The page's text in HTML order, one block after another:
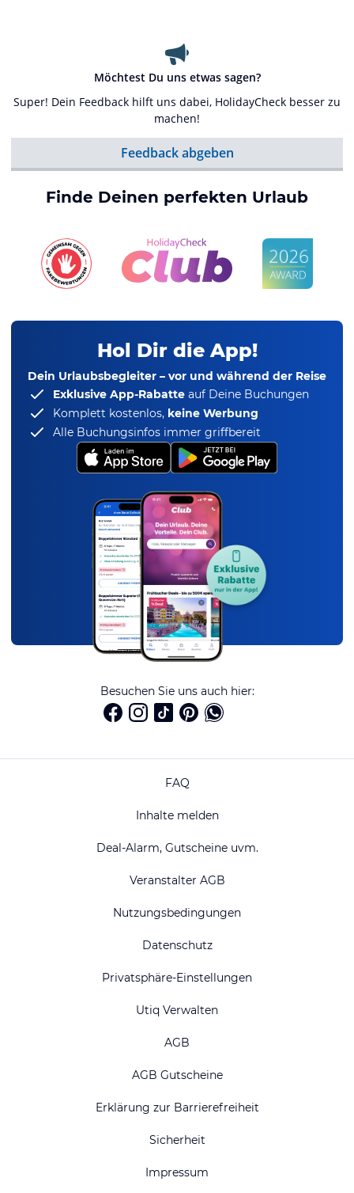
Möchtest Du uns etwas sagen?
Super! Dein Feedback hilft uns dabei, HolidayCheck besser zu
machen!
Feedback abgeben
Finde Deinen perfekten Urlaub
Hol Dir die App!
Dein Urlaubsbegleiter – vor und während der Reise
Exklusive App-Rabatte auf Deine Buchungen
Komplett kostenlos, keine Werbung
Alle Buchungsinfos immer griffbereit
Besuchen Sie uns auch hier:
FAQ
Inhalte melden
Deal-Alarm, Gutscheine uvm.
Veranstalter AGB
Nutzungsbedingungen
Datenschutz
Privatsphäre-Einstellungen
Utiq Verwalten
AGB
AGB Gutscheine
Erklärung zur Barrierefreiheit
Sicherheit
Impressum